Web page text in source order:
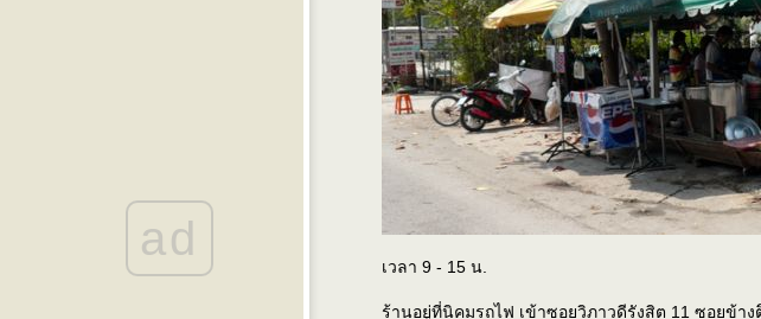
ad
เวลา 9 - 15 น.
ร้านอยู่ที่นิคมรถไฟ เข้าซอยวิภาวดีรังสิต 11 ซอยข้าง